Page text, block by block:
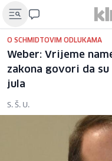
O SCHMIDTOVIM ODLUKAMA
Weber: Vrijeme
zakona govori da su
jula
S. Š. U.